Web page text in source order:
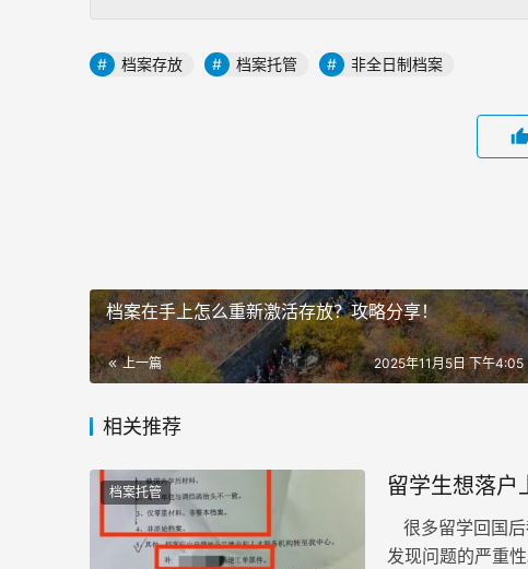
档案存放 档案托管 非全日制档案
档案在手上怎么重新激活存放？攻略分享！
上一篇 2025年11月5日 下午4:05
相关推荐
档案托管 留学生想落户
很多留学回国
发现问题的严重